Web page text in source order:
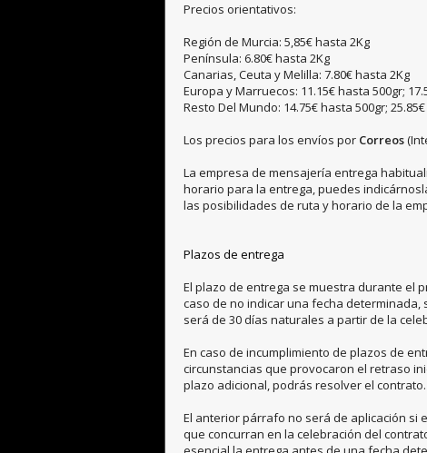
Precios orientativos:
Región de Murcia: 5,85€ hasta 2Kg
Península: 6.80€ hasta 2Kg
Canarias, Ceuta y Melilla: 7.80€ hasta 2Kg
Europa y Marruecos: 11.15€ hasta 500gr;
Resto Del Mundo: 14.75€ hasta 500gr;
Los precios para los envíos por Correos
La empresa de mensajería entrega
horario para la entrega, puedes
las posibilidades de ruta y horario de la
Plazos de entrega
El plazo de entrega se muestra durante el
caso de no indicar una fecha determinada,
será de 30 días naturales a partir de la
En caso de incumplimiento de plazos de
circunstancias que provocaron el retraso
plazo adicional, podrás resolver el contrato.
El anterior párrafo no será de aplicación si
que concurran en la celebración del